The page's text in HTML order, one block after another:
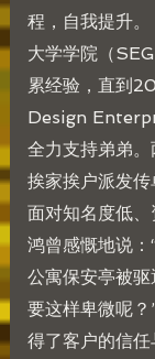
程，自我提升
大学学院（
累经验，直到
Design
全力支持弟弟。
挨家挨户派发传
面对知名度低
鸿曾感慨地说
公寓保安亭被
要这样卑微呢
得了客户的信